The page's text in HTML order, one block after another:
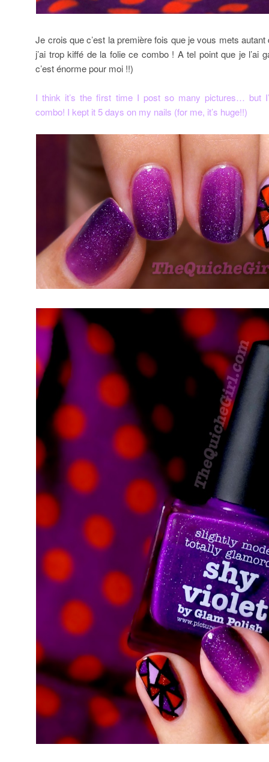
Je crois que c’est la première fois que je vous mets
j’ai trop kiffé de la folie ce combo ! A tel point que je l’ai
c’est énorme pour moi !!)
I think it’s the first time I post so many pictures… but
combo! I kept it 5 days on my nails (for me, it’s huge!!)